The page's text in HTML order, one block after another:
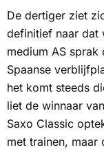
De dertiger ziet
definitief naar dat
medium AS
Spaanse
het komt steeds
liet de winnaar
Saxo Classic
met trainen, maar